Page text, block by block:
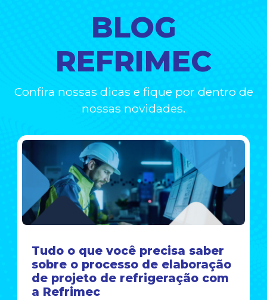
BLOG
REFRIMEC
Confira nossas dicas e fique por dentro de
nossas novidades.
Tudo o que você precisa saber
sobre o processo de elaboração
de projeto de refrigeração com
a Refrimec